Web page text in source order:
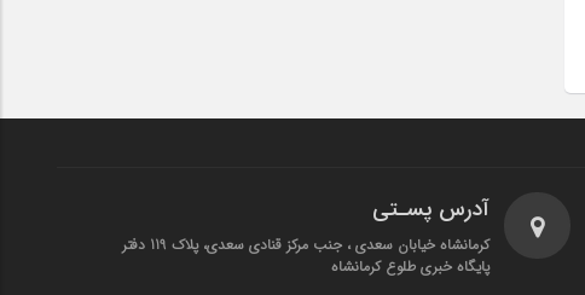
آدرس پسـتی
کرمانشاه خیابان سعدی ، جنب مرکز قنادی سعدی، پلاک 119 دفتر
پایگاه خبری طلوع کرمانشاه